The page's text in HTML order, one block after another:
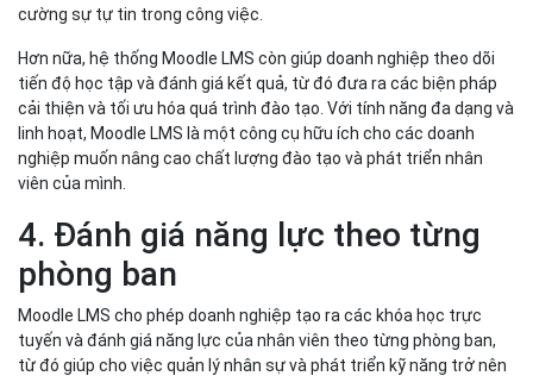
cường sự tự tin trong công việc.
Hơn nữa, hệ thống Moodle LMS còn giúp doanh nghiệp theo dõi
tiến độ học tập và đánh giá kết quả, từ đó đưa ra các biện pháp
cải thiện và tối ưu hóa quá trình đào tạo. Với tính năng đa dạng và
linh hoạt, Moodle LMS là một công cụ hữu ích cho các doanh
nghiệp muốn nâng cao chất lượng đào tạo và phát triển nhân
viên của mình.
4. Đánh giá năng lực theo từng
phòng ban
Moodle LMS cho phép doanh nghiệp tạo ra các khóa học trực
tuyến và đánh giá năng lực của nhân viên theo từng phòng ban,
từ đó giúp cho việc quản lý nhân sự và phát triển kỹ năng trở nên